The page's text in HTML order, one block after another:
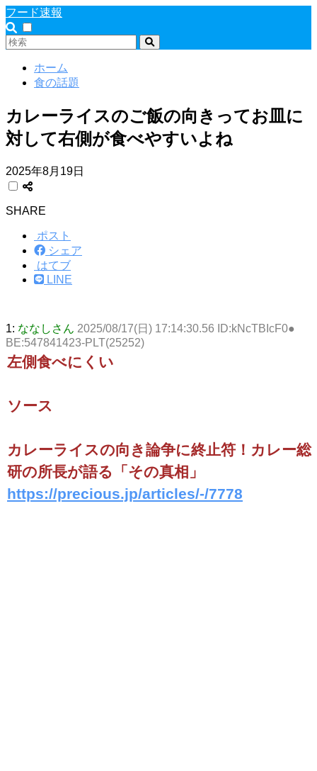
フード速報
ホーム
食の話題
カレーライスのご飯の向きってお皿に
対して右側が食べやすいよね
2025年8月19日
SHARE
ポスト
シェア
はてブ
LINE
1: ななしさん 2025/08/17(日) 17:14:30.56 ID:kNcTBIcF0●
BE:547841423-PLT(25252)
左側食べにくい
ソース
カレーライスの向き論争に終止符！カレー総
研の所長が語る「その真相」
https://precious.jp/articles/-/7778